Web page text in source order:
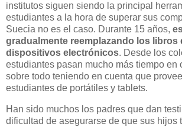
institutos siguen siendo la principal
estudiantes a la hora de superar sus
Suecia no es el caso. Durante 15 años,
gradualmente reemplazando los libros
dispositivos electrónicos. Desde los
estudiantes pasan mucho más tiempo en
sobre todo teniendo en cuenta que
estudiantes de portátiles y tablets.
Han sido muchos los padres que dan
dificultad de asegurarse de que sus hijos